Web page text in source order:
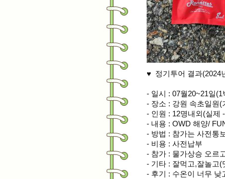
♥ 정기투어 결과(2024
- 일시 : 07월20~21
- 장소 : 강원 속초일원 (
- 인원 : 12명내외(실제
- 내용 : OWD 해양/
- 방법 : 참가는 사전
- 비용 : 사전납부
- 참가 : 물가상승
- 기타 : 잘먹고,잘놀고(
- 후기 : 수온이 너무 낮